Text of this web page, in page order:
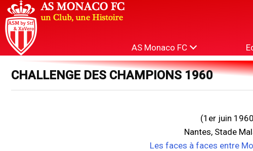
AS Monaco FC
CHALLENGE DES CHAMPIONS 1960
(1er juin
Nantes, Stade
Les faces à faces entre